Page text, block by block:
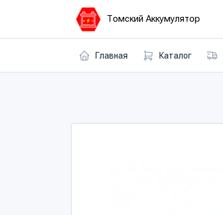
Томский Аккумулятор
Главная Каталог